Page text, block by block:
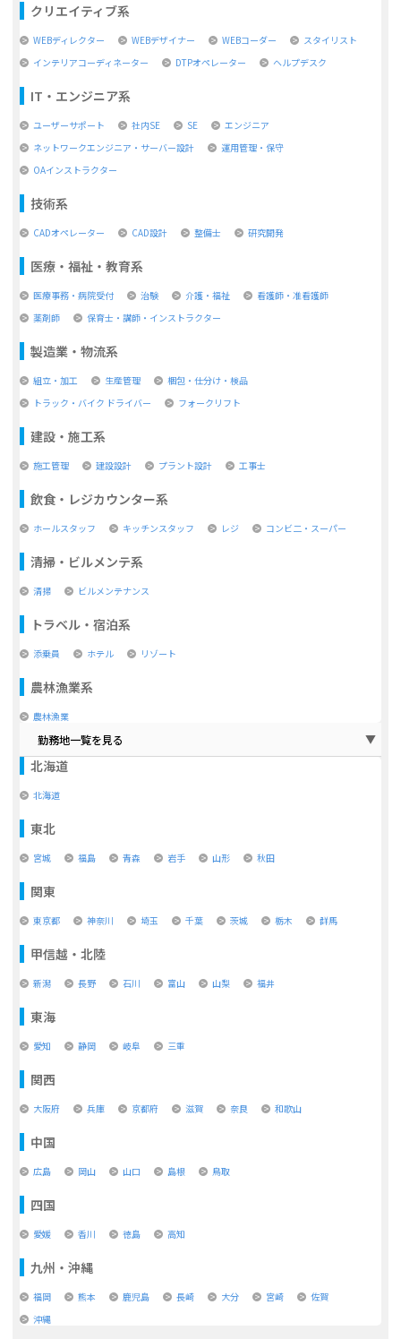
クリエイティブ系
WEBディレクター WEBデザイナー WEBコーダー
スタイリスト
インテリアコーディネーター
DTPオペレーター ヘルプデスク
IT・エンジニア系
ユーザーサポート 社内SE SE
エンジニア
ネットワークエンジニア・サーバー設計
運用管理・保守
OAインストラクター
技術系
CADオペレーター CAD設計 整備士 研究開発
医療・福祉・教育系
医療事務・病院受付 治験 介護・福祉
看護師・准看護師
薬剤師
保育士・講師・インストラクター
製造業・物流系
組立・加工 生産管理
梱包・仕分け・検品
トラック・バイク ドライバー
フォークリフト
建設・施工系
施工管理 建設設計 プラント設計 工事士
飲食・レジカウンター系
ホールスタッフ キッチンスタッフ レジ コンビ二・スーパー
清掃・ビルメンテ系
清掃 ビルメンテナンス
トラベル・宿泊系
添乗員 ホテル リゾート
農林漁業系
農林漁業
勤務地一覧を見る
北海道
北海道
東北
宮城 福島 青森 岩手 山形 秋田
関東
東京都 神奈川 埼玉 千葉 茨城 栃木 群馬
甲信越・北陸
新潟 長野 石川 富山 山梨 福井
東海
愛知 静岡 岐阜 三重
関西
大阪府 兵庫 京都府 滋賀 奈良 和歌山
中国
広島 岡山 山口 島根 鳥取
四国
愛媛 香川 徳島 高知
九州・沖縄
福岡 熊本 鹿児島 長崎 大分 宮崎
佐賀
沖縄